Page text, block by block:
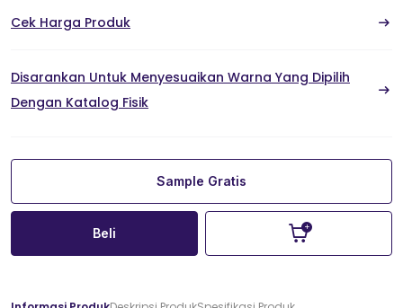
Cek Harga Produk
Disarankan Untuk Menyesuaikan Warna Yang Dipilih
Dengan Katalog Fisik
Sample Gratis
Beli